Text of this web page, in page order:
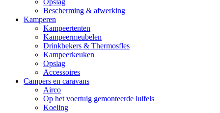
Opslag
Bescherming & afwerking
Kamperen
Kampeertenten
Kampeermeubelen
Drinkbekers & Thermosfles
Kampeerkeuken
Opslag
Accessoires
Campers en caravans
Airco
Op het voertuig gemonteerde luifels
Koeling